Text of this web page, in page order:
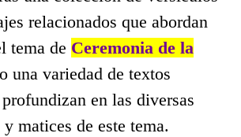
relacionados que abordan
tema de Ceremonia de la
una variedad de textos
en las diversas
matices de este tema.